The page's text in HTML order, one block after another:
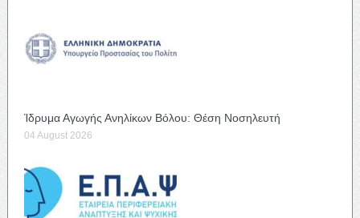
Ίδρυμα Αγωγής Ανηλίκων Βόλου: Θέση Νοσηλευτή
04 August 2026